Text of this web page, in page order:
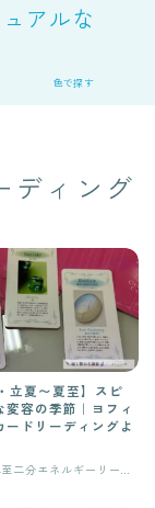
アルな
色で探す
ディング
立夏〜夏至】スピ
変容の季節｜ヨフィ
ードリーディングよ
至二分エネルギーリーデ